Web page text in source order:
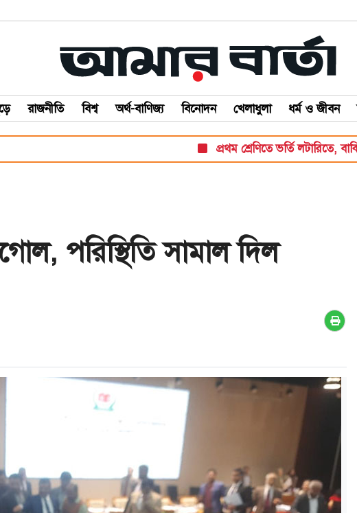
রাজনীতি বিশ্ব অর্থ-বাণিজ্য বিনোদন খেলাধুলা ধর্ম ও জীবন
প্রথম শ্রেণিতে ভর্তি লটারিতে, বাকি
পরিস্থিতি সামাল দিল